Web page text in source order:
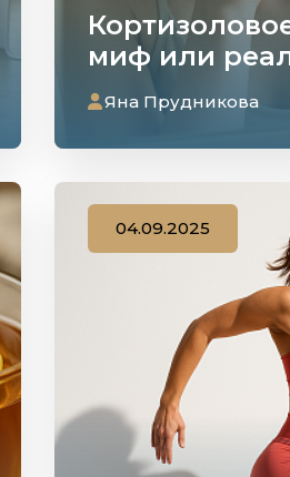
миф или
Яна Прудникова
04.09.2025